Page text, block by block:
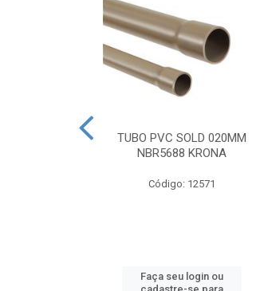
TUBO PVC SOLD 020MM
NBR5688 KRONA
Código: 12571
Faça seu login ou